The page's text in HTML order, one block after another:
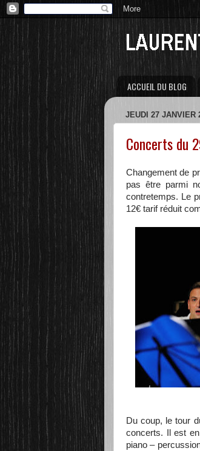
ACCUEIL DU BLOG
JEUDI 27 JANVIER
Concerts du
Changement de
pas être parmi
contretemps. Le
12€ tarif réduit
Du coup, le tour
concerts. Il est
piano –